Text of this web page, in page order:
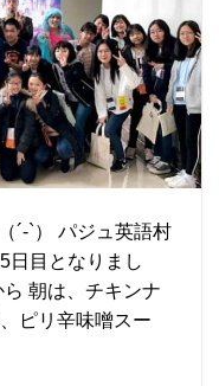
´-`） パジュ英語村
日目となりまし
朝は、チキンナ
ピリ辛味噌スー